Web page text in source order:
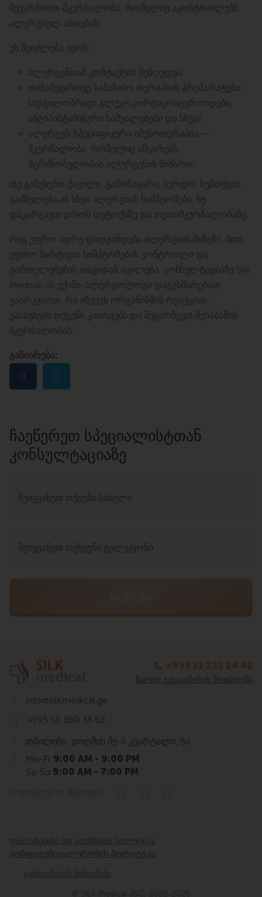
შევარჩიოთ მკურნალობა, რომელიც აკონტროლებს
ალერგიულ ანთებას.
ეს შეიძლება იყოს:
ალერგენთან კონტაქტის შეზღუდვა.
თანამედროვე საბაზისო თერაპიის პრეპარატები
(ადგილობრივი გლუკოკორტიკოსტეროიდები,
ანტიჰისტამინური საშუალებები და სხვა).
ალერგენ-სპეციფიკური იმუნოთერაპია —
მკურნალობა, რომელიც ამცირებს
მგრძნობელობას ალერგენის მიმართ.
თუ გაწუხებთ ქავილი, გამონაყარი, სურდო, სუნთქვის
გაძნელება ან სხვა ალერგიის სიმპტომები, ნუ
დაკარგავთ დროს დეტოქსზე და თვითმკურნალობაზე.
რაც უფრო ადრე დადგინდება ალერგიის მიზეზი, მით
უფრო მარტივია სიმპტომების კონტროლი და
გართულებების თავიდან აცილება. კონსულტაციაზე Silk
Medical-ის ექიმი-ალერგოლოგი დაგეხმარებათ
გაარკვიოთ, რა იწვევს ორგანიზმის რეაქციას,
უპასუხებს თქვენს კითხვებს და შეგირჩევთ შესაბამის
მკურნალობას.
გაზიარება:
ᲩᲐᲔᲬᲔᲠᲔᲗ ᲡᲞᲔᲪᲘᲐᲚᲘᲡᲢᲗᲐᲜ
ᲙᲝᲜᲡᲣᲚᲢᲐᲪᲘᲐᲖᲔ
ᲖᲐᲠᲘᲗ ᲣᲙᲣᲙᲐᲕᲨᲘᲠᲘᲡ ᲛᲝᲗᲮᲝᲕᲜᲐ
info@silkmedical.ge
+995 56 860 38 68
თბილისი, დიღმის მე-6 კვარტალი, 5ა
Mo-Fr 9:00 AM - 9:00 PM
Sa-Su 9:00 AM - 7:00 PM
დაბრუნებისა და გაუქმების პოლიტიკა
Კონფიდენციალურობის პოლიტიკა
გამოყენების პირობები
© SILK Medical JSC, 2022-2025